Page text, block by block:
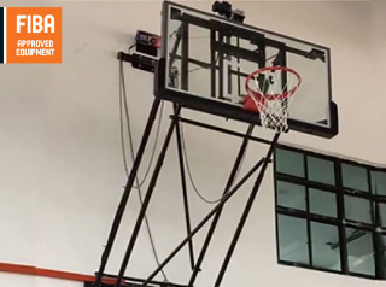
关于我们